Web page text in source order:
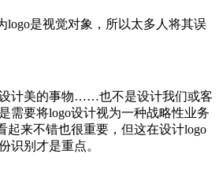
logo是视觉对象，所以太多人将其误
计美的事物……也不是设计我们或客
需要将logo设计视为一种战略性业务
起来不错也很重要，但这在设计logo
识别才是重点。